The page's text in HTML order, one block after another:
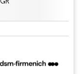
Namensnennung